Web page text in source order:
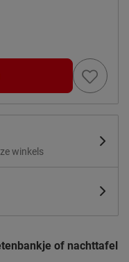
winkels
of nachttafel